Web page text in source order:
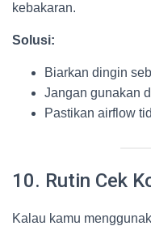
kebakaran.
Solusi:
Biarkan dingin
Jangan gunakan
Pastikan airflow
10. Rutin Cek
Kalau kamu